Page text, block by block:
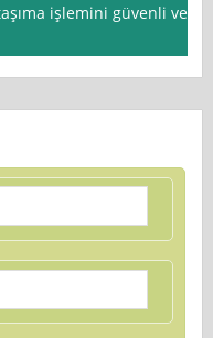
işlemini güvenli ve